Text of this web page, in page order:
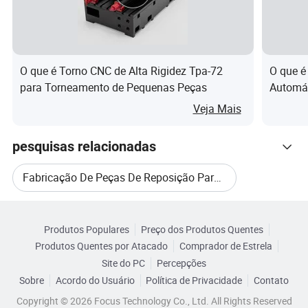
Melhor serviço, serviço honesto
Os nossos serviços
1. Resposta o seu inquérito em 24 horas úteis.
serviços prestados.
3. Solução única e exclusiva pode ser prestado aos
nossos clientes pela nossa bem treinados e engenheiros
4. Desconto Especial e a proteção da área de vendas são
fornecidos para nossos distribuidores.
5. A entrega atempada
6. Bom serviço pós-venda
O que é Torno CNC de Alta Rigidez Tpa-72
para Torneamento de Pequenas Peças
Veja Mais
O que
pesquisas relacionadas
Fabricação De Peças De Reposição Para Automóveis
Peças De Reposição Automotivas Personalizadas
Navegue por Categorias
Produtos Populares
Preço dos Produtos Quentes
Produtos Quentes por Atacado
Comprador de Estrela
Site do PC
Percepções
Sobre
Acordo do Usuário Política de Privacidade
Contato
Copyright © 2026 Focus Technology Co., Ltd. All Rights Reserved